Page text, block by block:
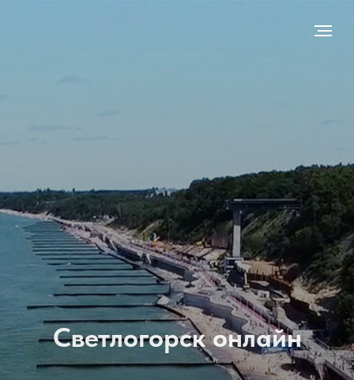
Светлогорск онлайн